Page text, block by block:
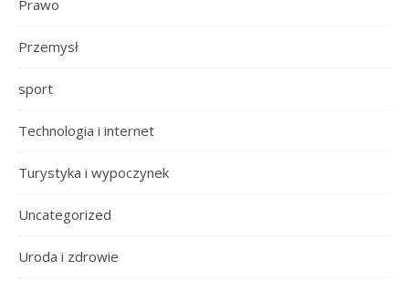
Prawo
Przemysł
sport
Technologia i internet
Turystyka i wypoczynek
Uncategorized
Uroda i zdrowie